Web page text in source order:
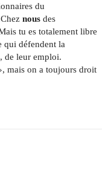
du
nous des
tu es totalement libre
qui défendent la
de leur emploi.
mais on a toujours droit